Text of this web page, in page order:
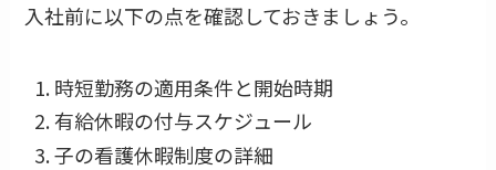
入社前に以下の点を確認しておきましょう。
時短勤務の適用条件と開始時期
有給休暇の付与スケジュール
子の看護休暇制度の詳細